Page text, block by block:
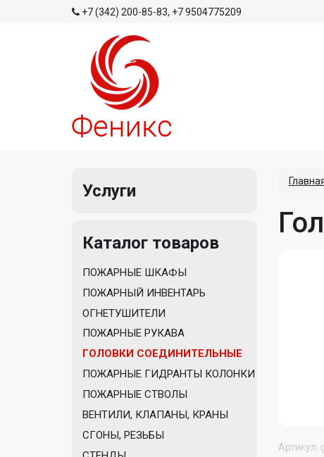
+7 (342) 200-85-83, +7 9504775209
Услуги
Каталог товаров
ПОЖАРНЫЕ ШКАФЫ
ПОЖАРНЫЙ ИНВЕНТАРЬ
ОГНЕТУШИТЕЛИ
ПОЖАРНЫЕ РУКАВА
ГОЛОВКИ СОЕДИНИТЕЛЬНЫЕ
ПОЖАРНЫЕ ГИДРАНТЫ КОЛОНКИ
ПОЖАРНЫЕ СТВОЛЫ
ВЕНТИЛИ, КЛАПАНЫ, КРАНЫ
СГОНЫ, РЕЗЬБЫ
Артикул: